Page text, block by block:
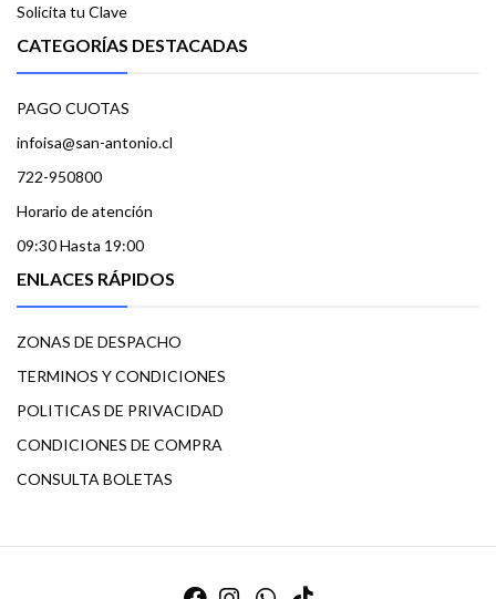
Solicita tu Clave
CATEGORÍAS DESTACADAS
PAGO CUOTAS
infoisa@san-antonio.cl
722-950800
Horario de atención
09:30 Hasta 19:00
ENLACES RÁPIDOS
ZONAS DE DESPACHO
TERMINOS Y CONDICIONES
POLITICAS DE PRIVACIDAD
CONDICIONES DE COMPRA
CONSULTA BOLETAS